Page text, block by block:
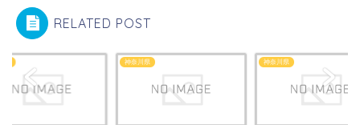
RELATED POST
神奈川県 神奈川県